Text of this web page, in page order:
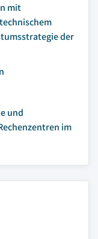
mit
der
und
im